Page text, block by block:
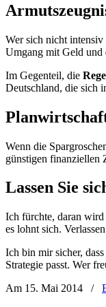
Wer sich nicht
Umgang mit Geld und
Im Gegenteil, die
Deutschland, die sich
Wenn die
günstigen finanziellen
Lassen Sie
Ich fürchte, daran wird
es lohnt sich.
Ich bin mir sicher,
Strategie passt. Wer
Am 15. Mai 2014
/